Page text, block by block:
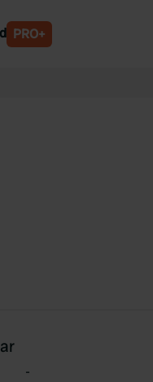
PRO+
-